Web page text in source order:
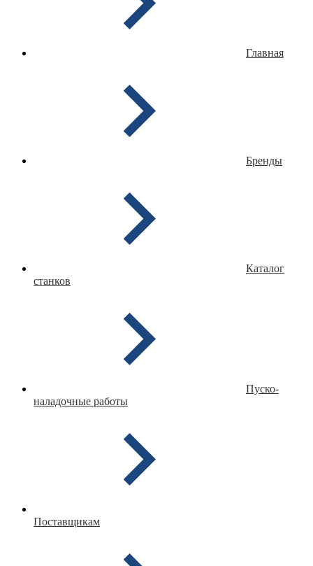
Главная
Бренды
Каталог
станков
Пуско-
наладочные работы
Поставщикам